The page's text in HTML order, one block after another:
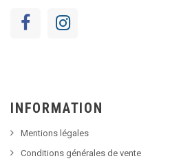
INFORMATION
Mentions légales
Conditions générales de vente